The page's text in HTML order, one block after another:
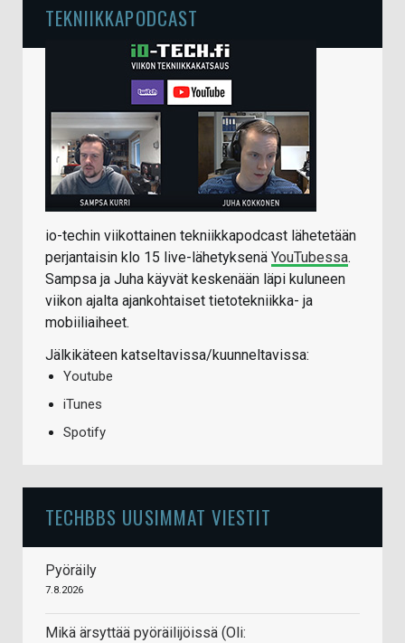
TEKNIIKKAPODCAST
io-techin viikottainen tekniikkapodcast lähetetään
perjantaisin klo 15 live-lähetyksenä YouTubessa.
Sampsa ja Juha käyvät keskenään läpi kuluneen
viikon ajalta ajankohtaiset tietotekniikka- ja
mobiiliaiheet.
Jälkikäteen katseltavissa/kuunneltavissa:
Youtube
iTunes
Spotify
TECHBBS UUSIMMAT VIESTIT
Pyöräily
7.8.2026
Mikä ärsyttää pyöräilijöissä (Oli: